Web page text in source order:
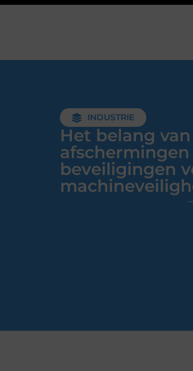
INDUSTRIE
Het belang van
afschermingen
beveiligingen